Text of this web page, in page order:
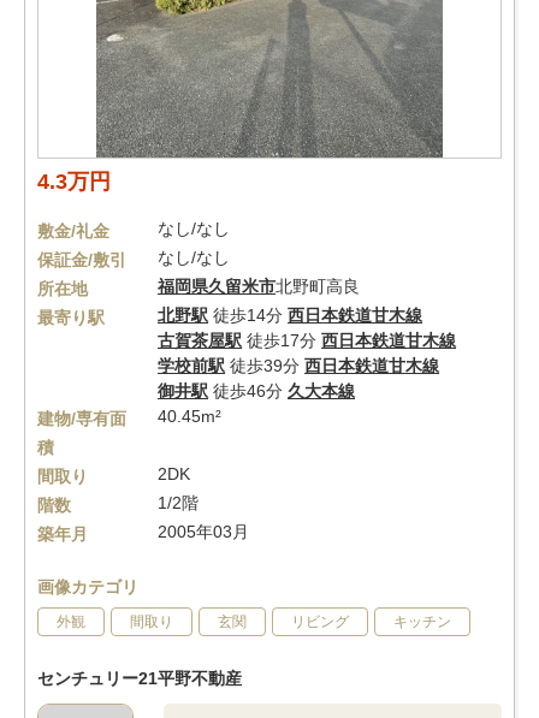
4.3万円
敷金/礼金
なし/なし
保証金/敷引
なし/なし
所在地
福岡県久留米市北野町高良
最寄り駅
北野駅 徒歩14分 西日本鉄道甘木線
古賀茶屋駅 徒歩17分 西日本鉄道甘木線
学校前駅 徒歩39分 西日本鉄道甘木線
御井駅 徒歩46分 久大本線
建物/専有面
積
40.45m²
間取り
2DK
階数
1/2階
築年月
2005年03月
画像カテゴリ
外観 間取り 玄関 リビング キッチン
センチュリー21平野不動産